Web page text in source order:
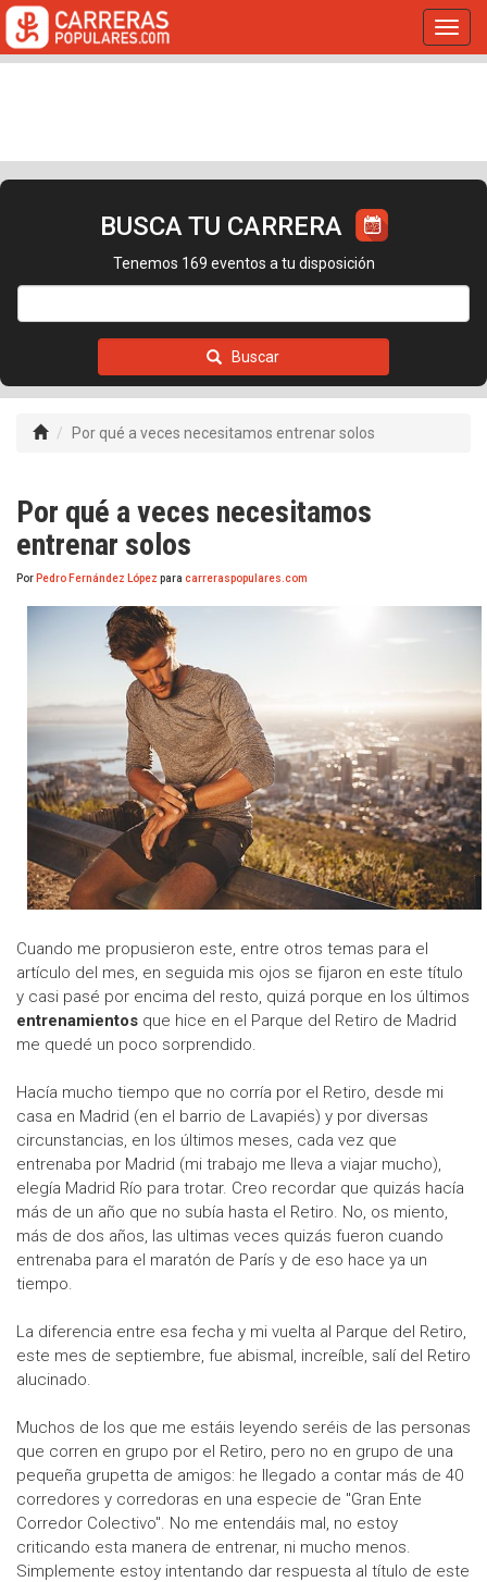
BUSCA TU CARRERA
Tenemos 169 eventos a tu disposición
Buscar
Por qué a veces necesitamos entrenar solos
Por qué a veces necesitamos
entrenar solos
Por Pedro Fernández López para carreraspopulares.com
Cuando me propusieron este, entre otros temas para el
artículo del mes, en seguida mis ojos se fijaron en este título
y casi pasé por encima del resto, quizá porque en los últimos
entrenamientos que hice en el Parque del Retiro de Madrid
me quedé un poco sorprendido.
Hacía mucho tiempo que no corría por el Retiro, desde mi
casa en Madrid (en el barrio de Lavapiés) y por diversas
circunstancias, en los últimos meses, cada vez que
entrenaba por Madrid (mi trabajo me lleva a viajar mucho),
elegía Madrid Río para trotar. Creo recordar que quizás hacía
más de un año que no subía hasta el Retiro. No, os miento,
más de dos años, las ultimas veces quizás fueron cuando
entrenaba para el maratón de París y de eso hace ya un
tiempo.
La diferencia entre esa fecha y mi vuelta al Parque del Retiro,
este mes de septiembre, fue abismal, increíble, salí del Retiro
alucinado.
Muchos de los que me estáis leyendo seréis de las personas
que corren en grupo por el Retiro, pero no en grupo de una
pequeña grupetta de amigos: he llegado a contar más de 40
corredores y corredoras en una especie de "Gran Ente
Corredor Colectivo". No me entendáis mal, no estoy
criticando esta manera de entrenar, ni mucho menos.
Simplemente estoy intentando dar respuesta al título de este